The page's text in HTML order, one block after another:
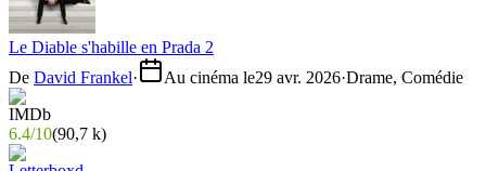
Le Diable s'habille en Prada 2
De David Frankel· Au cinéma le29 avr. 2026·Drame, Comédie
6.4/10(90,7 k)